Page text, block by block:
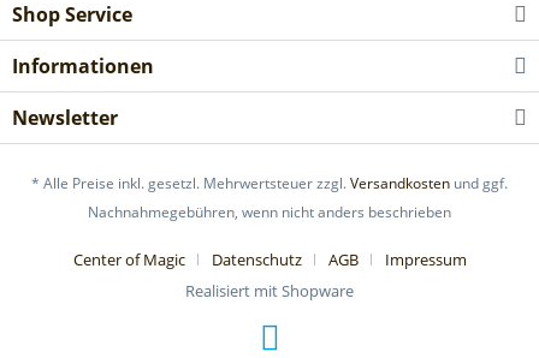
Shop Service
Informationen
Newsletter
* Alle Preise inkl. gesetzl. Mehrwertsteuer zzgl.Versandkosten und ggf.
Nachnahmegebühren, wenn nicht anders beschrieben
Center of Magic Datenschutz AGB
Impressum
Realisiert mit Shopware